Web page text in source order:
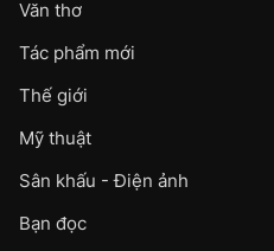
Văn thơ
Tác phẩm mới
Thế giới
Mỹ thuật
Sân khấu - Điện ảnh
Bạn đọc